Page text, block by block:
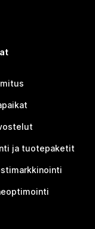
ja tuotepaketit